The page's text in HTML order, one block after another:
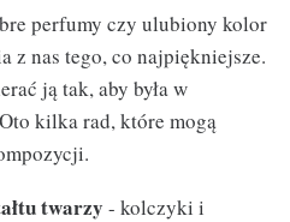
perfumy czy ulubiony kolor
z nas tego, co najpiękniejsze.
ją tak, aby była w
kilka rad, które mogą
twarzy - kolczyki i